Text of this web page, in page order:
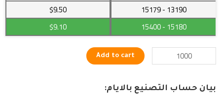
13190
- 15179
$9.50
15180
- 15400
$9.10
Add to cart
بيان حساب التصنيع بالايام: